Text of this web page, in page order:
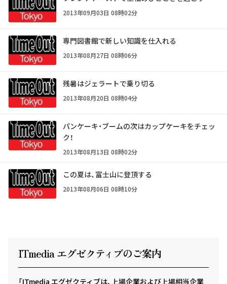
2013年09月03日 08時02分
専門図書館で新しい知識を仕入れる
2013年08月27日 08時06分
残暑はジェラートで乗り切る
2013年08月20日 08時04分
パンケーキ・ブームの次はカップケーキをチェッ
ク！
2013年08月13日 08時02分
この夏は、富士山に登頂する
2013年08月06日 08時10分
ITmedia エグゼクティ ブのご案内
「ITmedia エグゼクティブは、上場企業および上場相当企業